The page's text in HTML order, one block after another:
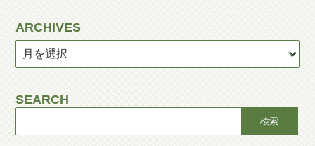
ARCHIVES
SEARCH